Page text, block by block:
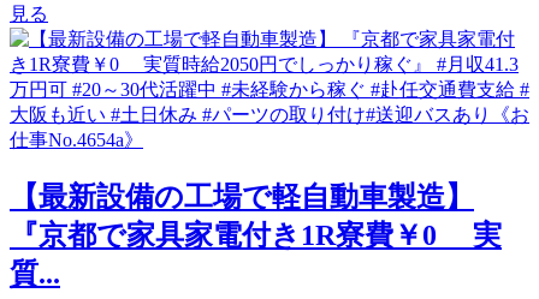
見る
【最新設備の工場で軽自動車製造】
『京都で家具家電付き1R寮費￥0 実
質...